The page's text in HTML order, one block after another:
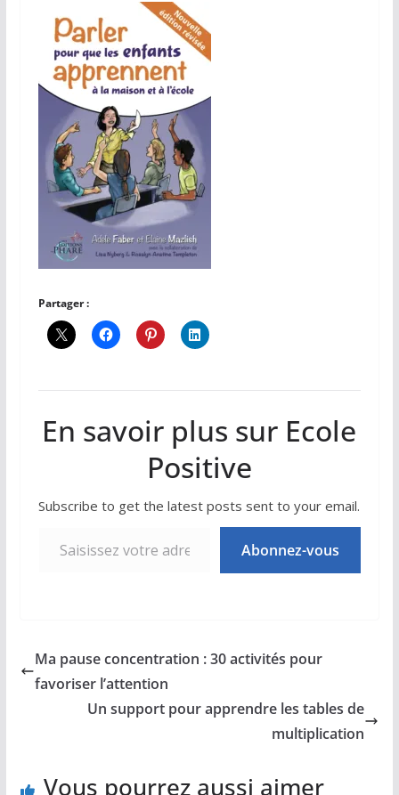
Partager :
En savoir plus sur Ecole
Positive
Subscribe to get the latest posts sent to your email.
Abonnez-vous
Ma pause concentration : 30 activités pour
favoriser l’attention
Un support pour apprendre les tables de
multiplication
Vous pourrez aussi aimer